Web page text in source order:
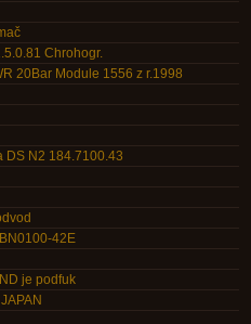
Chrohogr.
20Bar Module 1556 z r.1998
DS N2 184.7100.43
42E
je podfuk